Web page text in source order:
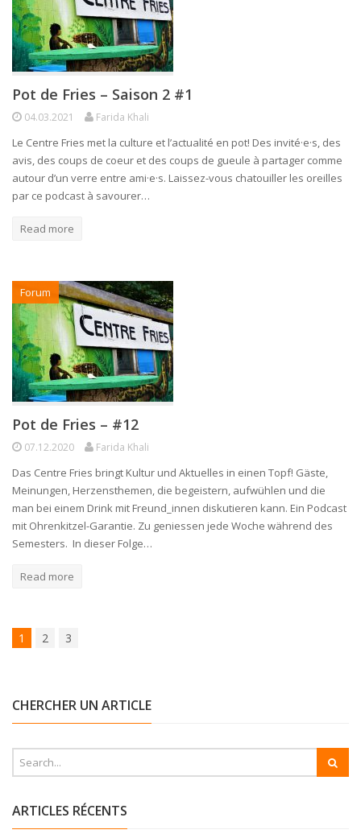
Pot de Fries – Saison 2 #1
04.03.2021 Farida Khali
Le Centre Fries met la culture et l’actualité en pot! Des invité·e·s, des
avis, des coups de coeur et des coups de gueule à partager comme
autour d’un verre entre ami·e·s. Laissez-vous chatouiller les oreilles
par ce podcast à savourer…
Read more
Forum
Pot de Fries – #12
07.12.2020 Farida Khali
Das Centre Fries bringt Kultur und Aktuelles in einen Topf! Gäste,
Meinungen, Herzensthemen, die begeistern, aufwühlen und die
man bei einem Drink mit Freund_innen diskutieren kann. Ein Podcast
mit Ohrenkitzel-Garantie. Zu geniessen jede Woche während des
Semesters. In dieser Folge…
Read more
1 2 3
CHERCHER UN ARTICLE
ARTICLES RÉCENTS